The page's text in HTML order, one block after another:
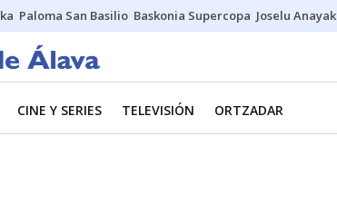
Paloma San Basilio Baskonia Supercopa Joselu Anayak
CINE Y SERIES TELEVISIÓN ORTZADAR